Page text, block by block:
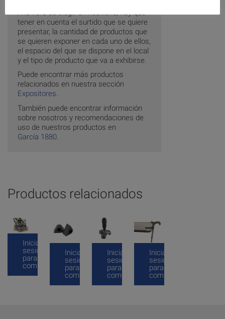
tener en cuenta el surtido que se quiere
presentar, la cantidad de productos que
se quieren exponer en cada uno de ellos,
el espacio del que se dispone en el local
y el tipo de producto que va a exhibirse.
Puede encontrar más productos
relacionados en nuestra sección
Expositores.
También puede encontrar información
sobre nosotros y recomendaciones de
uso de nuestros productos en
García 1880
Productos relacionados
Inicia
sesión
para
comprar
Inicia
sesión
para
comprar
Inicia
sesión
para
comprar
Inicia
sesión
para
comprar